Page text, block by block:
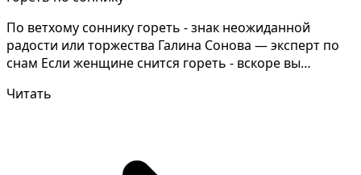
По ветхому соннику гореть - знак неожиданной
радости или торжества Галина Сонова — эксперт по
снам Если женщине снится гореть - вскоре вы
Читать